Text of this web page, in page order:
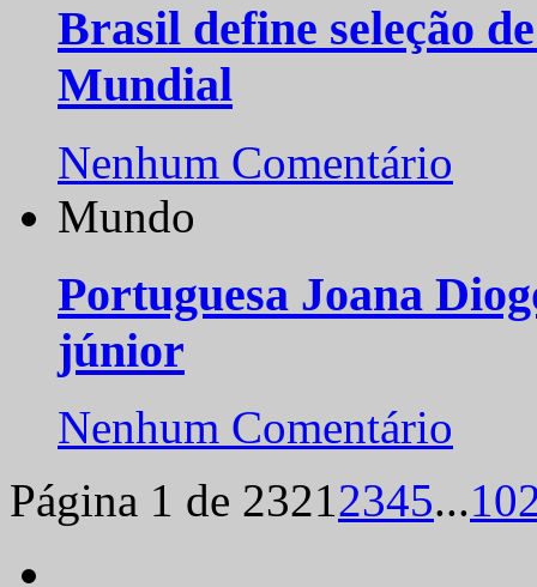
Brasil define seleção
Mundial
Nenhum Comentário
Mundo
Portuguesa Joana
júnior
Nenhum Comentário
Página 1 de 23212345...10